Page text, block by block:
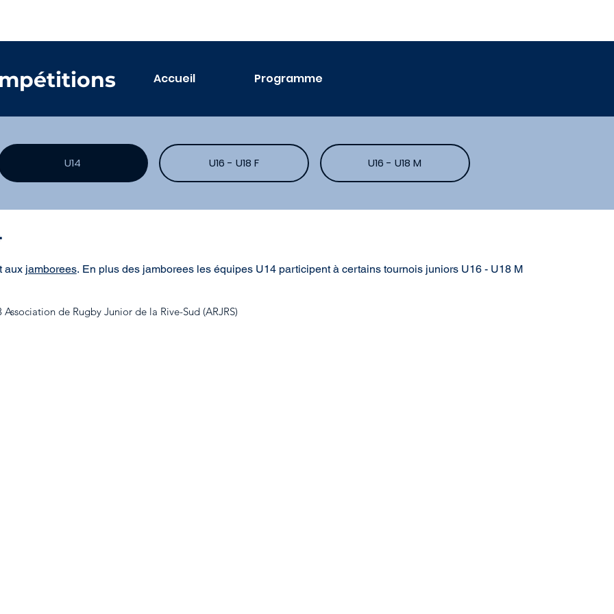
U14 U16 - U18 F U16 - U18 M
aux jamborees. En plus des jamborees les équipes U14 participent à certains tournois juniors U16 - U18 M
Accueil Programme
de Rugby Junior de la Rive-Sud (ARJRS)